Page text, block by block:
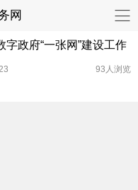
网
字政府“一张网”建设工作
93人浏览